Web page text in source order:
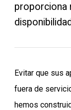
proporciona
Evitar que sus
fuera de
hemos